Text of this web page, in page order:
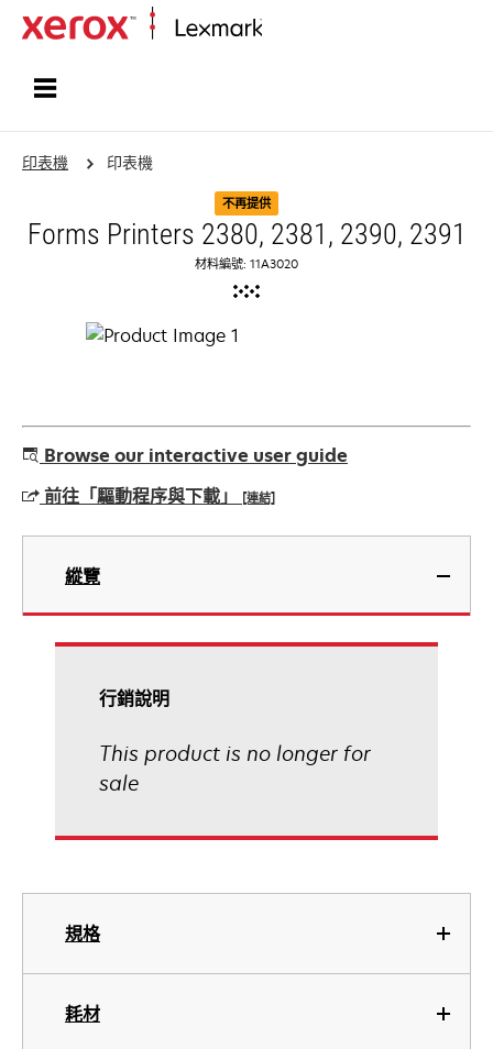
印表機 印表機
不再提供
Forms Printers 2380, 2381, 2390, 2391
材料編號: 11A3020
Browse our interactive user guide
前往「驅動程序與下載」
[連結]
opens
new
縱覽
規格
耗材
行銷說明
This product is no longer for
sale